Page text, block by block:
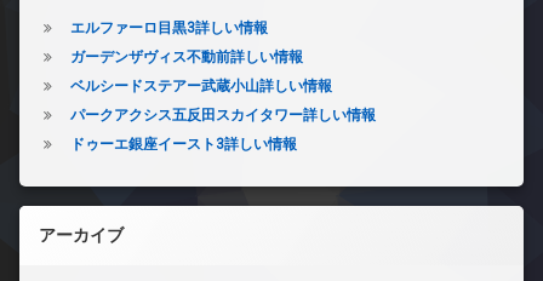
エルファーロ目黒3詳しい情報
ガーデンザヴィス不動前詳しい情報
ベルシードステアー武蔵小山詳しい情報
パークアクシス五反田スカイタワー詳しい情報
ドゥーエ銀座イースト3詳しい情報
アーカイブ